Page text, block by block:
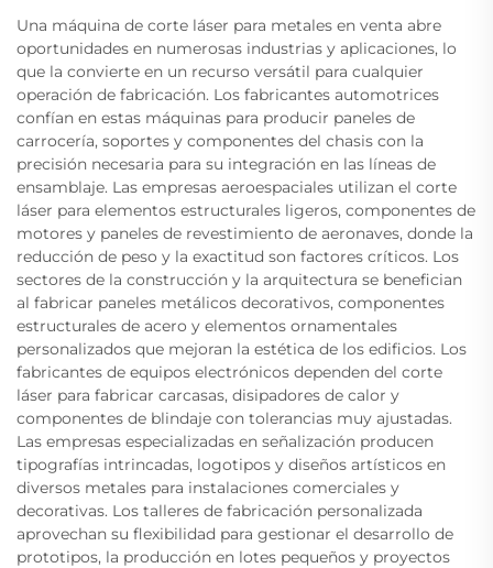
Una máquina de corte láser para metales en venta abre
oportunidades en numerosas industrias y aplicaciones, lo
que la convierte en un recurso versátil para cualquier
operación de fabricación. Los fabricantes automotrices
confían en estas máquinas para producir paneles de
carrocería, soportes y componentes del chasis con la
precisión necesaria para su integración en las líneas de
ensamblaje. Las empresas aeroespaciales utilizan el corte
láser para elementos estructurales ligeros, componentes de
motores y paneles de revestimiento de aeronaves, donde la
reducción de peso y la exactitud son factores críticos. Los
sectores de la construcción y la arquitectura se benefician
al fabricar paneles metálicos decorativos, componentes
estructurales de acero y elementos ornamentales
personalizados que mejoran la estética de los edificios. Los
fabricantes de equipos electrónicos dependen del corte
láser para fabricar carcasas, disipadores de calor y
componentes de blindaje con tolerancias muy ajustadas.
Las empresas especializadas en señalización producen
tipografías intrincadas, logotipos y diseños artísticos en
diversos metales para instalaciones comerciales y
decorativas. Los talleres de fabricación personalizada
aprovechan su flexibilidad para gestionar el desarrollo de
prototipos, la producción en lotes pequeños y proyectos